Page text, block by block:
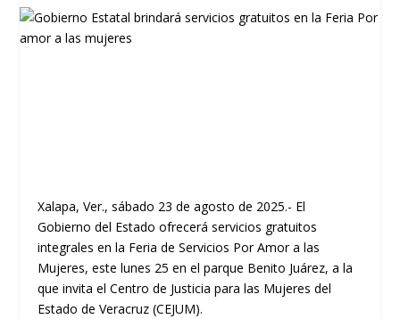
Xalapa, Ver., sábado 23 de agosto de 2025.- El
Gobierno del Estado ofrecerá servicios gratuitos
integrales en la Feria de Servicios Por Amor a las
Mujeres, este lunes 25 en el parque Benito Juárez, a la
que invita el Centro de Justicia para las Mujeres del
Estado de Veracruz (CEJUM).